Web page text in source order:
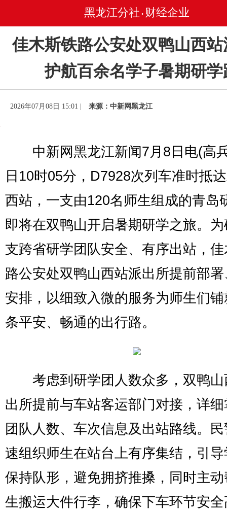
黑龙江分社 • 财经企业
佳木斯铁路公安处双鸭山西
护航百余名学子暑期研学
2026年07月08日 15:01 | 来源：中新网黑龙江
中新网黑龙江新闻7月8日电(高
日10时05分，D7928次列车准时抵
西站，一支由120名师生组成的青岛
即将在双鸭山开启暑期研学之旅。
支跨省研学团队安全、有序出站，
路公安处双鸭山西站派出所提前部
安排，以细致入微的服务为师生们
条平安、畅通的出行路。
考虑到研学团人数众多，双鸭山
出所提前与车站客运部门对接，详
团队人数、车次信息及出站路线。
速组织师生在站台上有序集结，引
保持队形，避免拥挤推搡，同时主
生搬运大件行李，确保下车环节安